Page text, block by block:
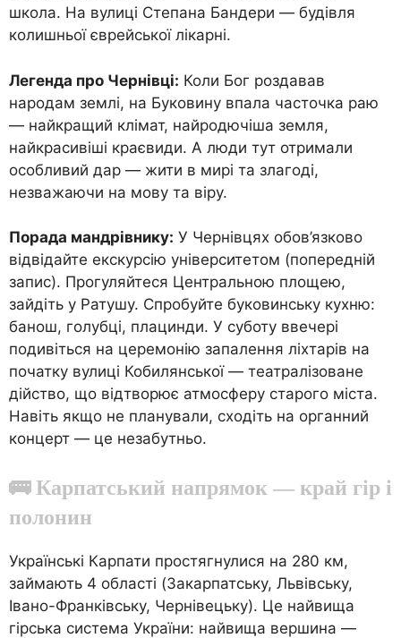
школа. На вулиці Степана Бандери — будівля
колишньої єврейської лікарні.
Легенда про Чернівці: Коли Бог роздавав
народам землі, на Буковину впала часточка раю
— найкращий клімат, найродючіша земля,
найкрасивіші краєвиди. А люди тут отримали
особливий дар — жити в мирі та злагоді,
незважаючи на мову та віру.
Порада мандрівнику: У Чернівцях обов’язково
відвідайте екскурсію університетом (попередній
запис). Прогуляйтеся Центральною площею,
зайдіть у Ратушу. Спробуйте буковинську кухню:
банош, голубці, плацинди. У суботу ввечері
подивіться на церемонію запалення ліхтарів на
початку вулиці Кобилянської — театралізоване
дійство, що відтворює атмосферу старого міста.
Навіть якщо не планували, сходіть на органний
концерт — це незабутньо.
🚌 Карпатський напрямок — край гір і
полонин
Українські Карпати простягнулися на 280 км,
займають 4 області (Закарпатську, Львівську,
Івано-Франківську, Чернівецьку). Це найвища
гірська система України: найвища вершина —